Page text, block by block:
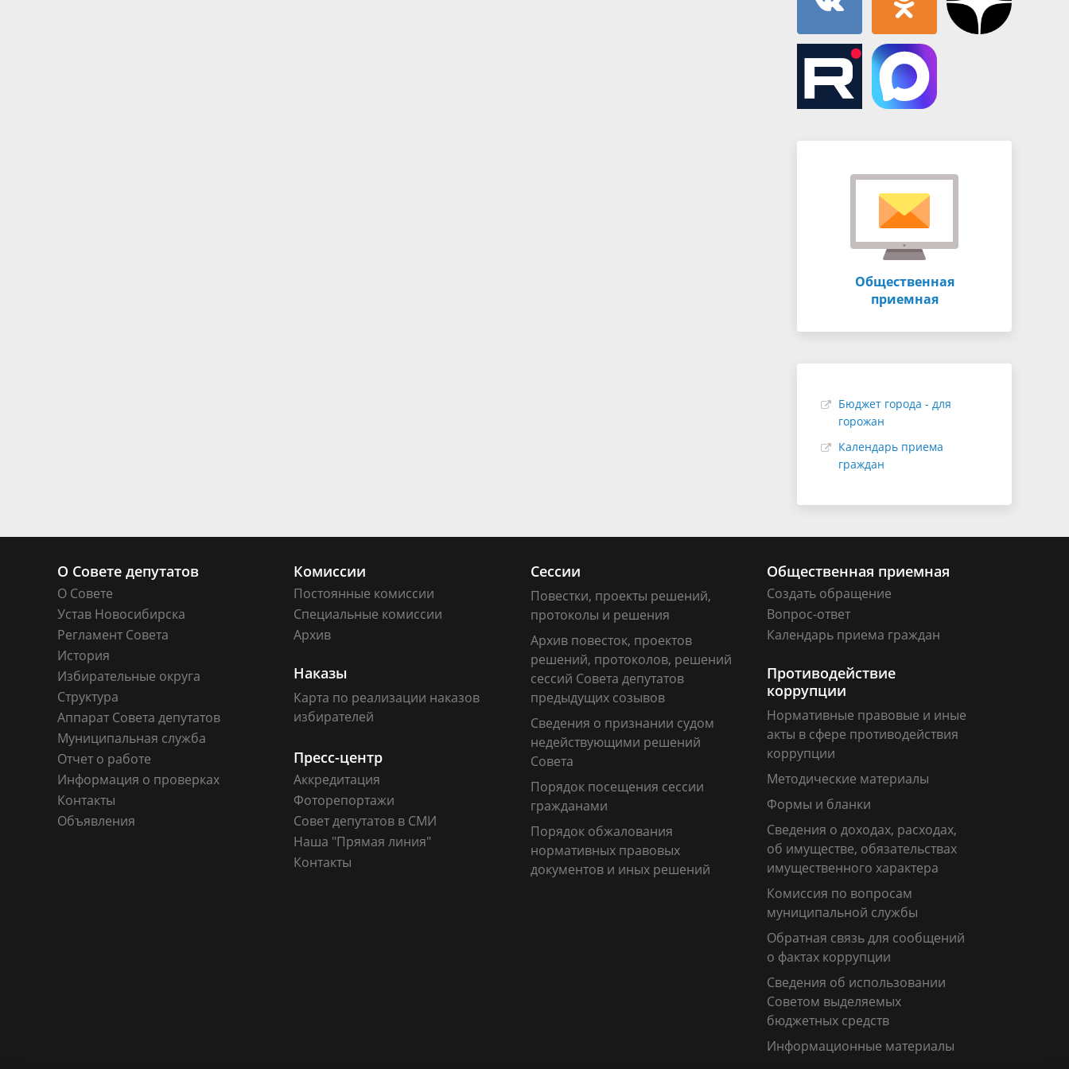
Общественная
приемная
Бюджет города - для
горожан
Календарь приема
граждан
О Совете депутатов
О Совете
Устав Новосибирска
Регламент Совета
История
Избирательные округа
Структура
Аппарат Совета депутатов
Муниципальная служба
Отчет о работе
Информация о проверках
Контакты
Объявления
Комиссии
Постоянные комиссии
Специальные комиссии
Архив
Сессии
Повестки, проекты решений,
протоколы и решения
Архив повесток, проектов
решений, протоколов, решений
сессий Совета депутатов
предыдущих созывов
Сведения о признании судом
недействующими решений
Совета
Порядок посещения сессии
гражданами
Порядок обжалования
нормативных правовых
документов и иных решений
Общественная приемная
Создать обращение
Вопрос-ответ
Календарь приема граждан
Наказы
Карта по реализации наказов
избирателей
Противодействие
коррупции
Нормативные правовые и иные
акты в сфере противодействия
коррупции
Методические материалы
Формы и бланки
Сведения о доходах, расходах,
об имуществе, обязательствах
имущественного характера
Комиссия по вопросам
муниципальной службы
Обратная связь для сообщений
о фактах коррупции
Сведения об использовании
Советом выделяемых
бюджетных средств
Информационные материалы
Пресс-центр
Аккредитация
Фоторепортажи
Совет депутатов в СМИ
Наша "Прямая линия"
Контакты